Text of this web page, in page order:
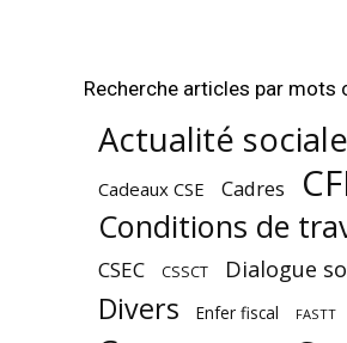
Recherche articles par mots
Actualité sociale
Cadeaux CSE Cadres
Conditions de
CSEC CSSCT Dialogue
Divers Enfer fiscal FASTT